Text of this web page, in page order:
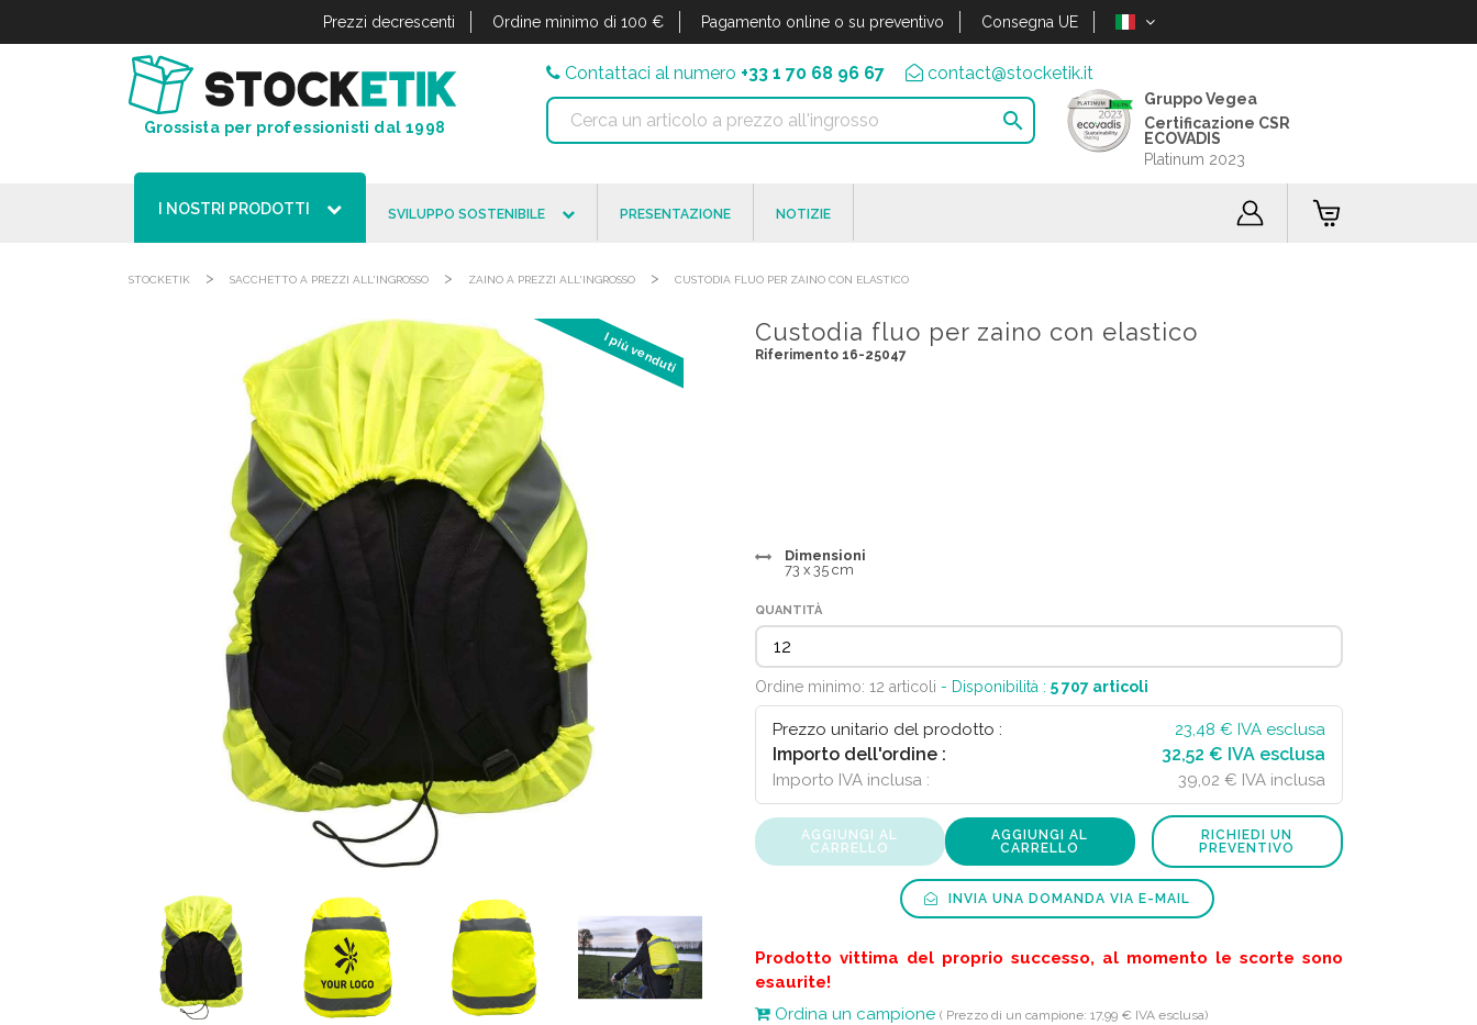
Prezzi decrescenti Ordine minimo di 100 € Pagamento online o su preventivo Consegna UE
Grossista per professionisti dal 1998
Contattaci al numero +33 1 70 68 96 67 contact@stocketik.it

Gruppo Vegea
Certificazione CSR
ECOVADIS
Platinum 2023
I NOSTRI PRODOTTI SVILUPPO SOSTENIBILE PRESENTAZIONE NOTIZIE
STOCKETIK > SACCHETTO A PREZZI ALL'INGROSSO > ZAINO A PREZZI ALL'INGROSSO > CUSTODIA FLUO PER ZAINO CON ELASTICO
I più venduti Custodia fluo per zaino con elastico
Riferimento 16-25047
Dimensioni
73 x 35 cm
QUANTITÀ
Ordine minimo: 12 articoli - Disponibilità : 5 707 articoli
Prezzo unitario del prodotto : 23,48 € IVA esclusa
Importo dell'ordine : 32,52 € IVA esclusa
Importo IVA inclusa : 39,02 € IVA inclusa
AGGIUNGI AL
CARRELLO
AGGIUNGI AL
CARRELLO
RICHIEDI UN
PREVENTIVO
INVIA UNA DOMANDA VIA E-MAIL
Prodotto vittima del proprio successo, al momento le scorte sono
esaurite!
Ordina un campione ( Prezzo di un campione: 17,99 € IVA esclusa)